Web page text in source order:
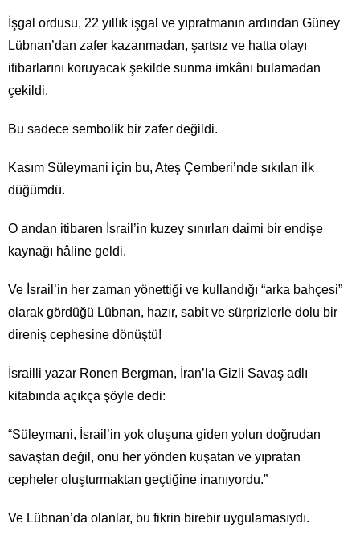
İşgal ordusu, 22 yıllık işgal ve yıpratmanın ardından Güney
Lübnan’dan zafer kazanmadan, şartsız ve hatta olayı
itibarlarını koruyacak şekilde sunma imkânı bulamadan
çekildi.
Bu sadece sembolik bir zafer değildi.
Kasım Süleymani için bu, Ateş Çemberi’nde sıkılan ilk
düğümdü.
O andan itibaren İsrail’in kuzey sınırları daimi bir endişe
kaynağı hâline geldi.
Ve İsrail’in her zaman yönettiği ve kullandığı “arka bahçesi”
olarak gördüğü Lübnan, hazır, sabit ve sürprizlerle dolu bir
direniş cephesine dönüştü!
İsrailli yazar Ronen Bergman, İran’la Gizli Savaş adlı
kitabında açıkça şöyle dedi:
“Süleymani, İsrail’in yok oluşuna giden yolun doğrudan
savaştan değil, onu her yönden kuşatan ve yıpratan
cepheler oluşturmaktan geçtiğine inanıyordu.”
Ve Lübnan’da olanlar, bu fikrin birebir uygulamasıydı.